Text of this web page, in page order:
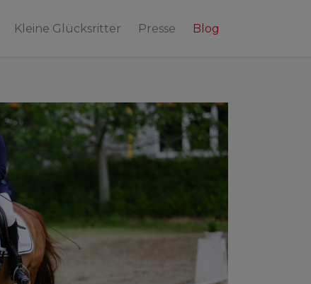
Kleine Glücksritter Presse Blog